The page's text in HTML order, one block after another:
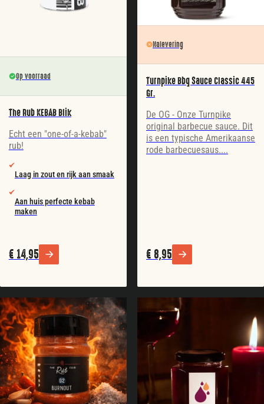
Op voorraad
The Rub KEBAB Blik
Echt een "one-of-a-kebab"
rub!
Laag in zout en rijk aan smaak
Aan huis perfecte kebab
maken
€ 14,95
Nalevering
Turnpike Bbq Sauce Classic 445
Gr.
De OG - Onze Turnpike
original barbecue sauce. Dit
is een typische Amerikaanse
rode barbecuesaus....
€ 8,95